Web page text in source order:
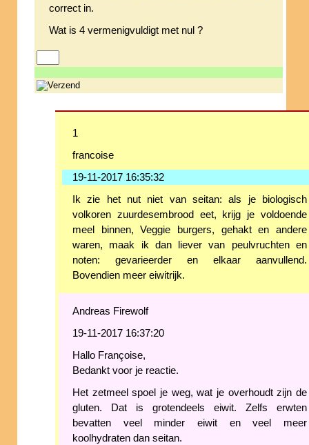
correct in.
Wat is 4 vermenigvuldigt met nul ?
1
francoise
19-11-2017 16:35:32
Ik zie het nut niet van seitan: als je biologisch
volkoren zuurdesembrood eet, krijg je voldoende
meel binnen, Veggie burgers, gehakt en andere
waren, maak ik dan liever van peulvruchten en
noten: gevarieerder en elkaar aanvullend.
Bovendien meer eiwitrijk.
Andreas Firewolf
19-11-2017 16:37:20
Hallo Françoise,
Bedankt voor je reactie.
Het zetmeel spoel je weg, wat je overhoudt zijn de
gluten. Dat is grotendeels eiwit. Zelfs erwten
bevatten veel minder eiwit en veel meer
koolhydraten dan seitan.